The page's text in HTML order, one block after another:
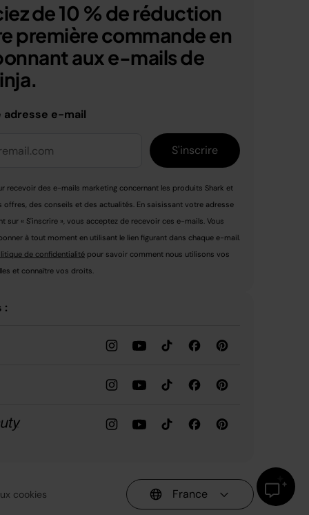
de 10 % de réduction
première commande en
aux e-mails de
adresse e-mail
S'inscrire
recevoir des e-mails marketing concernant les produits Shark et
offres, des conseils et des actualités. En saisissant votre adresse
sur « S'inscrire », vous acceptez de recevoir ces e-mails. Vous
à tout moment en utilisant le lien figurant dans chaque e-mail.
de confidentialité pour savoir comment nous utilisons vos
et connaître vos droits.
:
cookies France